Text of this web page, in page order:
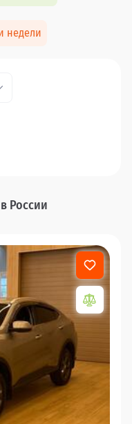
недели
России